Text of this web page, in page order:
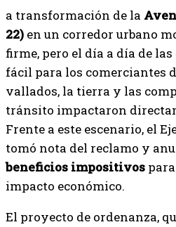
a transformación de la
22) en un corredor urbano
firme, pero el día a día de
fácil para los comerciantes
vallados, la tierra y las
tránsito impactaron
Frente a este escenario, el
tomó nota del reclamo y
beneficios impositivos
impacto económico.
El proyecto de ordenanza,